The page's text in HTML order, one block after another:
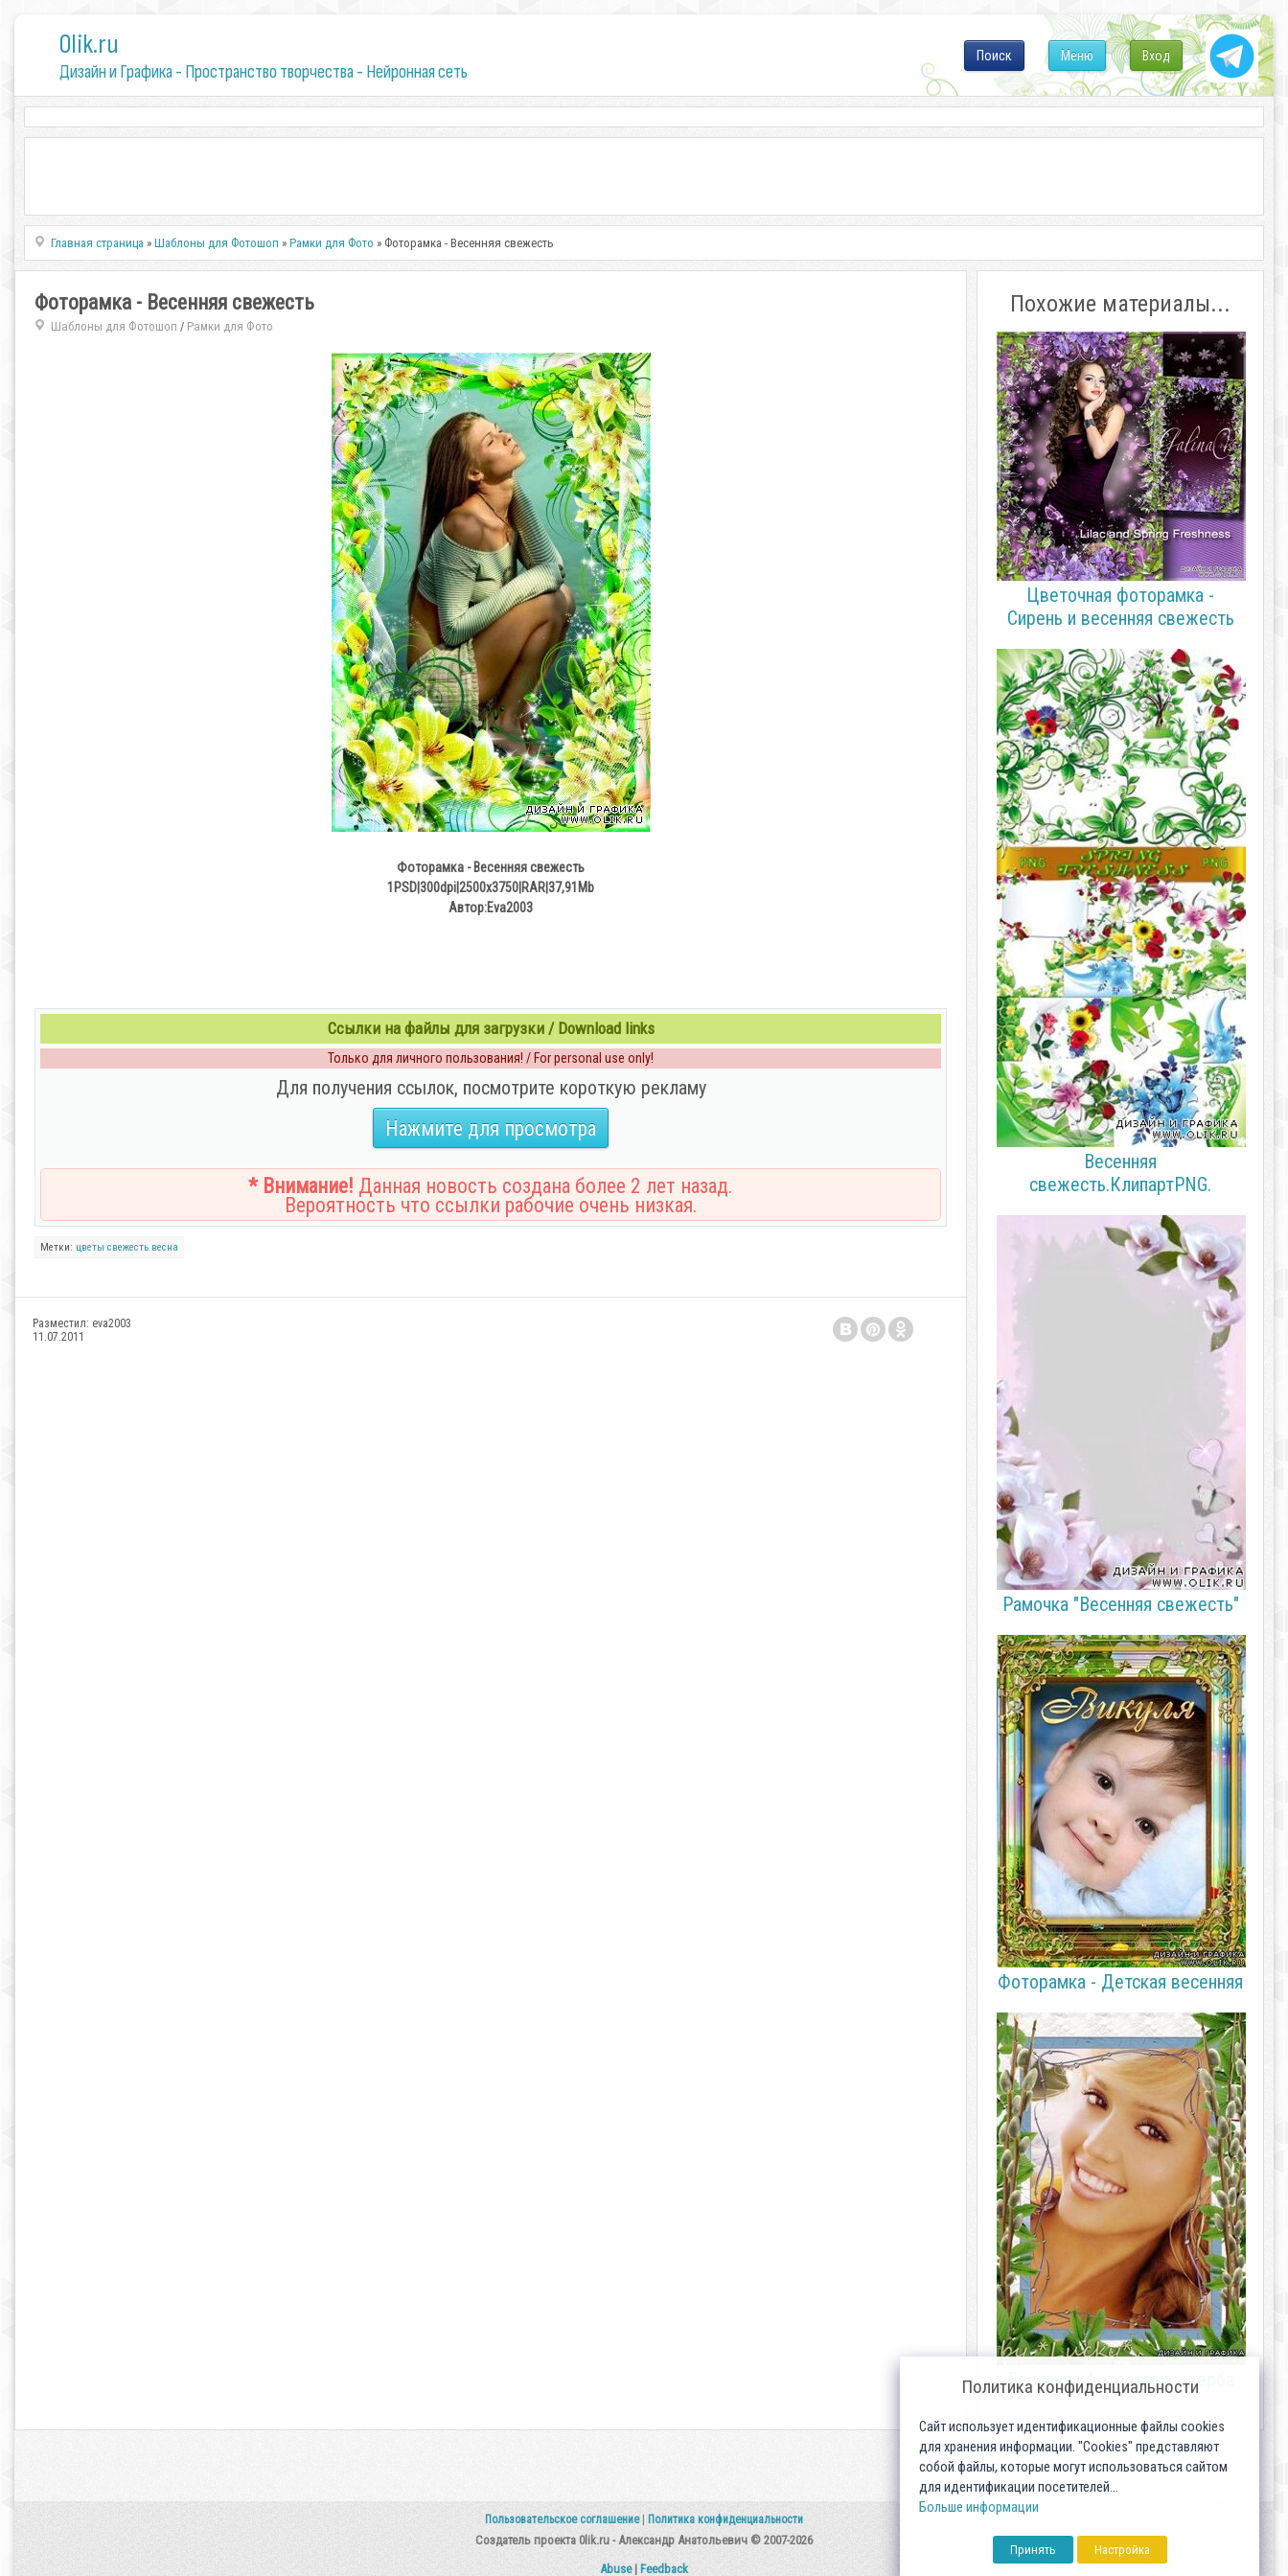
0lik.ru
Дизайн и Графика - Пространство творчества - Нейронная сеть
Вход
Меню
Поиск
Главная страница »Шаблоны для Фотошоп »Рамки для Фото » Фоторамка - Весенняя свежесть
Фоторамка - Весенняя свежесть
Шаблоны для Фотошоп / Рамки для Фото
Фоторамка - Весенняя свежесть
1PSD|300dpi|2500x3750|RAR|37,91Mb
Автор:Eva2003
Ссылки на файлы для загрузки / Download links
Только для личного пользования! / For personal use only!
Для получения ссылок, посмотрите короткую рекламу
Нажмите для просмотра
* Внимание! Данная новость создана более 2 лет назад.
Вероятность что ссылки рабочие очень низкая.
Метки: цветы свежесть весна
Разместил: eva2003
11.07.2011
Похожие материалы...
Цветочная фоторамка -
Сирень и весенняя свежесть
Весенняя
свежесть.КлипартPNG.
Рамочка "Весенняя свежесть"
Фоторамка - Детская весенняя
Весенняя фоторамка - верба
Пользовательское соглашение Политика конфиденциальности
Создатель проекта 0lik.ru - Александр Анатольевич © 2007-2026
Abuse| Feedback
Политика конфиденциальности
Сайт использует идентификационные файлы cookies
для хранения информации. "Cookies" представляют
собой файлы, которые могут использоваться сайтом
для идентификации посетителей...
Больше информации
Принять Настройка